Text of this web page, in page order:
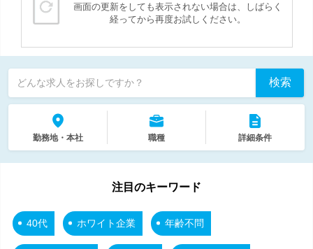
画面の更新をしても表示されない場合は、しばらく
経ってから再度お試しください。
どんな求人をお探しですか？ 検索
勤務地・本社 職種 詳細条件
注目のキーワード
40代 ホワイト企業 年齢不問